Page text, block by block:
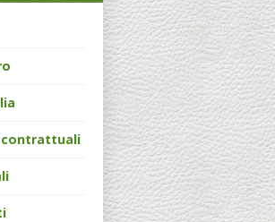
contrattuali